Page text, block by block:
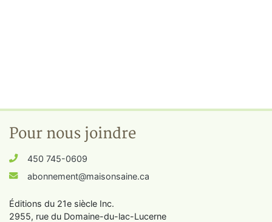
Pour nous joindre
450 745-0609
abonnement@maisonsaine.ca
Éditions du 21e siècle Inc.
2955, rue du Domaine-du-lac-Lucerne